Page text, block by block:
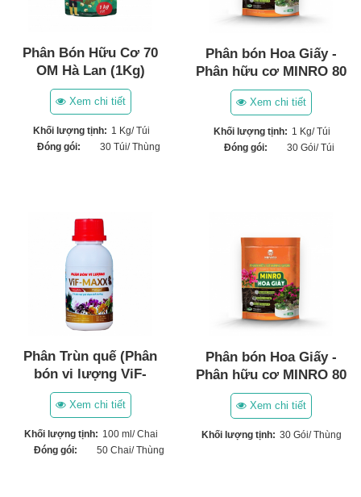
Phân Bón Hữu Cơ 70
OM Hà Lan (1Kg)
Xem chi tiết
Khối lượng tịnh: 1 Kg/ Túi
Đóng gói:
30 Túi/ Thùng
Phân bón Hoa Giấy -
Phân hữu cơ MINRO 80
OM
Xem chi tiết
Khối lượng tịnh: 1 Kg/ Túi
Đóng gói:
30 Gói/ Túi
Phân Trùn quế (Phân
bón vi lượng ViF-
MAXX) (100ml)
Xem chi tiết
Khối lượng tịnh: 100 ml/ Chai
Đóng gói:
50 Chai/ Thùng
Phân bón Hoa Giấy -
Phân hữu cơ MINRO 80
OM
Xem chi tiết
Khối lượng tịnh: 30 Gói/ Thùng